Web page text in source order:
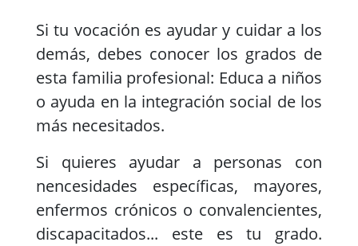
Si tu vocación es ayudar y cuidar a los
demás, debes conocer los grados de
esta familia profesional: Educa a niños
o ayuda en la integración social de los
más necesitados.
Si quieres ayudar a personas con
nencesidades específicas, mayores,
enfermos crónicos o convalencientes,
discapacitados... este es tu grado.